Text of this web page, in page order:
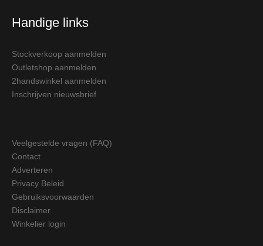
Handige links
Stockverkoop aanmelden
Outletshop aanmelden
2handswinkel aanmelden
Inschrijven nieuwsbrief
Veelgestelde vragen (FAQ)
Contact
Adverteren
Privacy Beleid
Gebruiksvoorwaarden
Disclaimer
Winkelier login